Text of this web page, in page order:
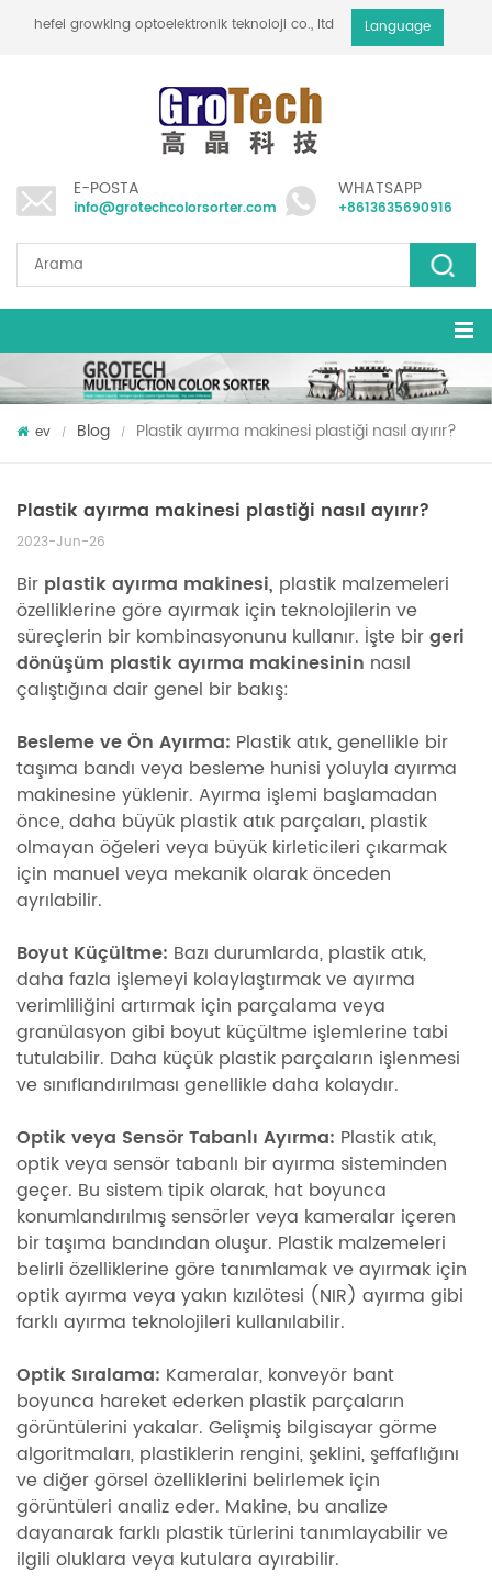
hefei growking optoelektronik teknoloji co., ltd Language
E-POSTA
info@grotechcolorsorter.com
WHATSAPP
+8613635690916
ev / Blog / Plastik ayırma makinesi plastiği nasıl ayırır?
Plastik ayırma makinesi plastiği nasıl ayırır?
2023-Jun-26
Bir plastik ayırma makinesi, plastik malzemeleri
özelliklerine göre ayırmak için teknolojilerin ve
süreçlerin bir kombinasyonunu kullanır. İşte birgeri
dönüşüm plastik ayırma makinesinin nasıl
çalıştığına dair genel bir bakış:
Besleme ve Ön Ayırma: Plastik atık, genellikle bir
taşıma bandı veya besleme hunisi yoluyla ayırma
makinesine yüklenir. Ayırma işlemi başlamadan
önce, daha büyük plastik atık parçaları, plastik
olmayan öğeleri veya büyük kirleticileri çıkarmak
için manuel veya mekanik olarak önceden
ayrılabilir.
Boyut Küçültme: Bazı durumlarda, plastik atık,
daha fazla işlemeyi kolaylaştırmak ve ayırma
verimliliğini artırmak için parçalama veya
granülasyon gibi boyut küçültme işlemlerine tabi
tutulabilir. Daha küçük plastik parçaların işlenmesi
ve sınıflandırılması genellikle daha kolaydır.
Optik veya Sensör Tabanlı Ayırma: Plastik atık,
optik veya sensör tabanlı bir ayırma sisteminden
geçer. Bu sistem tipik olarak, hat boyunca
konumlandırılmış sensörler veya kameralar içeren
bir taşıma bandından oluşur. Plastik malzemeleri
belirli özelliklerine göre tanımlamak ve ayırmak için
optik ayırma veya yakın kızılötesi (NIR) ayırma gibi
farklı ayırma teknolojileri kullanılabilir.
Optik Sıralama: Kameralar, konveyör bant
boyunca hareket ederken plastik parçaların
görüntülerini yakalar. Gelişmiş bilgisayar görme
algoritmaları, plastiklerin rengini, şeklini, şeffaflığını
ve diğer görsel özelliklerini belirlemek için
görüntüleri analiz eder. Makine, bu analize
dayanarak farklı plastik türlerini tanımlayabilir ve
ilgili oluklara veya kutulara ayırabilir.